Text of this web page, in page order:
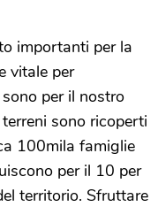
importanti per la
vitale per
sono per il nostro
sono ricoperti
100mila famiglie
per il 10 per
territorio. Sfruttare